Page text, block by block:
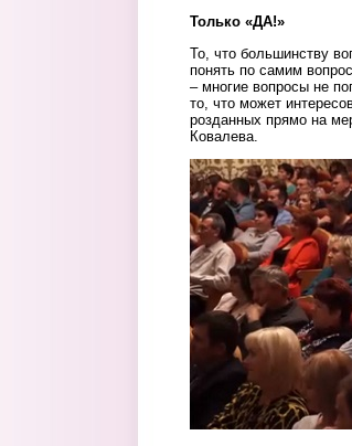
Только «ДА!»
То, что большинству
понять по самим
– многие вопросы не
то, что может
розданных прямо на
Ковалева.
vstrecha.jpg